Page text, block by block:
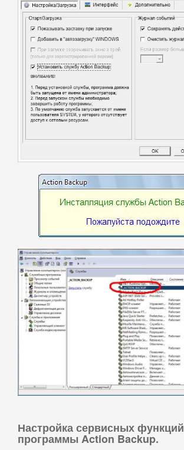
Настройка сервисных функций
программы Action Backup.